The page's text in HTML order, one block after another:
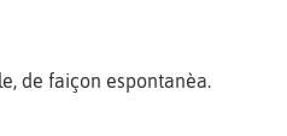
de faiçon espontanèa.